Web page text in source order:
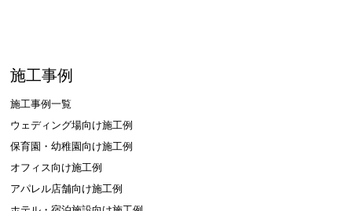
施工事例
施工事例一覧
ウェディング場向け施工例
保育園・幼稚園向け施工例
オフィス向け施工例
アパレル店舗向け施工例